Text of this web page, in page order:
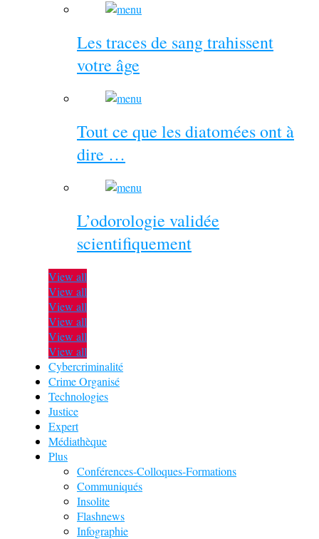
Les traces de sang trahissent
votre âge
Tout ce que les diatomées ont à
dire …
L’odorologie validée
scientifiquement
View all
View all
View all
View all
View all
View all
Cybercriminalité
Crime Organisé
Technologies
Justice
Expert
Médiathèque
Plus
Conférences-Colloques-Formations
Communiqués
Insolite
Flashnews
Infographie